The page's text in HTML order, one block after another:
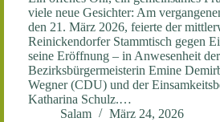
viele neue Gesichter: Am
den 21. März 2026, feierte der
Reinickendorfer Stammtisch gegen
seine Eröffnung – in Anwesenheit der
Bezirksbürgermeisterin Emine
Wegner (CDU) und der
Katharina Schulz.…
Salam
März 24, 2026